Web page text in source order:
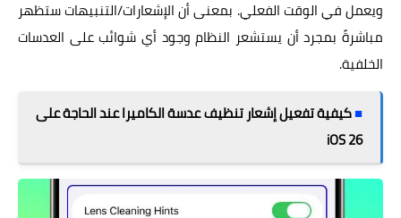
ويعمل في الوقت الفعلي. بمعنى أن الإشعارات/التنبيهات ستظهر
مباشرةً بمجرد أن يستشعر النظام وجود أي شوائب على العدسات
الخلفية.
■كيفية تفعيل إشعار تنظيف عدسة الكاميرا عند الحاجة على
iOS 26